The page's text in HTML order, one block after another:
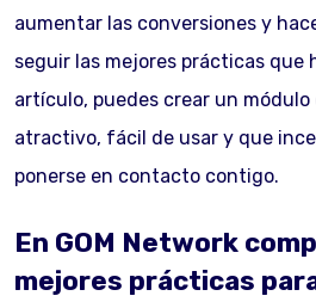
aumentar las conversiones y
seguir las mejores prácticas que
artículo, puedes crear un
atractivo, fácil de usar y que
ponerse en contacto contigo.
En GOM Network
mejores prácticas